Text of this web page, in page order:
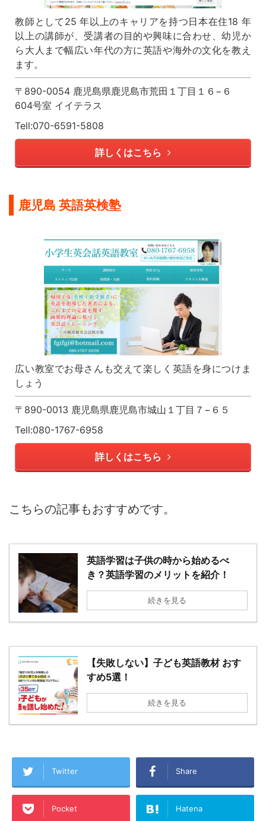
教師として25 年以上のキャリアを持つ日本在住18 年
以上の講師が、受講者の目的や興味に合わせ、幼児か
ら大人まで幅広い年代の方に英語や海外の文化を教え
ます。
〒890-0054 鹿児島県鹿児島市荒田１丁目１６−６
604号室 イイテラス
Tell:070-6591-5808
詳しくはこちら
鹿児島 英語英検塾
広い教室でお母さんも交えて楽しく英語を身につけま
しょう
〒890-0013 鹿児島県鹿児島市城山１丁目７−６５
Tell:080-1767-6958
詳しくはこちら
こちらの記事もおすすめです。
英語学習は子供の時から始めるべ
き？英語学習のメリットを紹介！
続きを見る
【失敗しない】子ども英語教材 おす
すめ5選！
続きを見る
Twitter Share
Pocket Hatena